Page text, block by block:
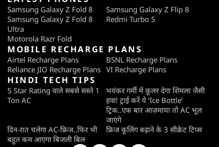
Samsung Galaxy Z Fold 8
Samsung Galaxy Z Flip 8
Samsung Galaxy Z Fold 8
Ultra
Redmi Turbo 5
Motorola Razr Fold
MOBILE RECHARGE PLANS
Airtel Recharge Plans
BSNL Recharge Plans
Reliance JIO Recharge Plans VI Recharge Plans
HINDI TECH TIPS
5 Star Rating वाले सबसे सस्ते 1
Ton AC
भयंकर गर्मी में कूलर देगा शिमला जैसी
हवा! ट्राई करें ये ‘Ice Bottle’
ट्रिक..एक बार आज़माया तो AC भूल
जाएंगे
दिन-रात चलेगा AC-फ्रिज..फिर भी
बहुत कम आएगा बिजली बिल
फ्रिज कूलिंग बढ़ाने के 3 सीक्रेट टिप्स